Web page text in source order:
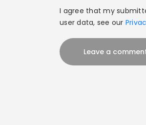
I agree that my
user data, see our